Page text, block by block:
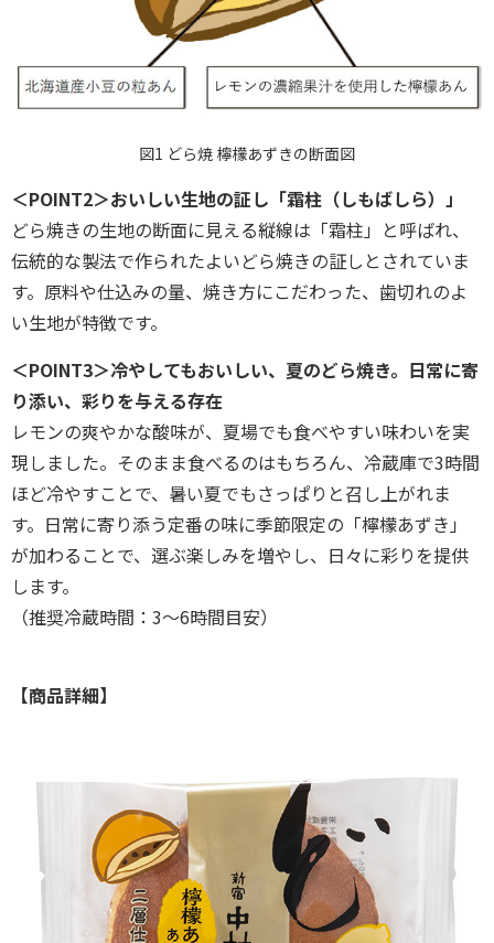
図1 どら焼 檸檬あずきの断面図
＜POINT2＞おいしい生地の証し「霜柱（しもばしら）」
どら焼きの生地の断面に見える縦線は「霜柱」と呼ばれ、
伝統的な製法で作られたよいどら焼きの証しとされていま
す。原料や仕込みの量、焼き方にこだわった、歯切れのよ
い生地が特徴です。
＜POINT3＞冷やしてもおいしい、夏のどら焼き。日常に寄
り添い、彩りを与える存在
レモンの爽やかな酸味が、夏場でも食べやすい味わいを実
現しました。そのまま食べるのはもちろん、冷蔵庫で3時間
ほど冷やすことで、暑い夏でもさっぱりと召し上がれま
す。日常に寄り添う定番の味に季節限定の「檸檬あずき」
が加わることで、選ぶ楽しみを増やし、日々に彩りを提供
します。
（推奨冷蔵時間：3～6時間目安）
【商品詳細】